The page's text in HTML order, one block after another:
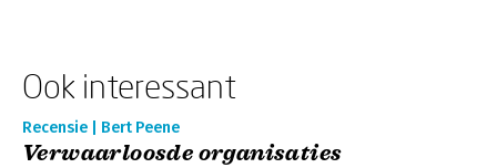
Ook interessant
Recensie | Bert Peene
Verwaarloosde organisaties